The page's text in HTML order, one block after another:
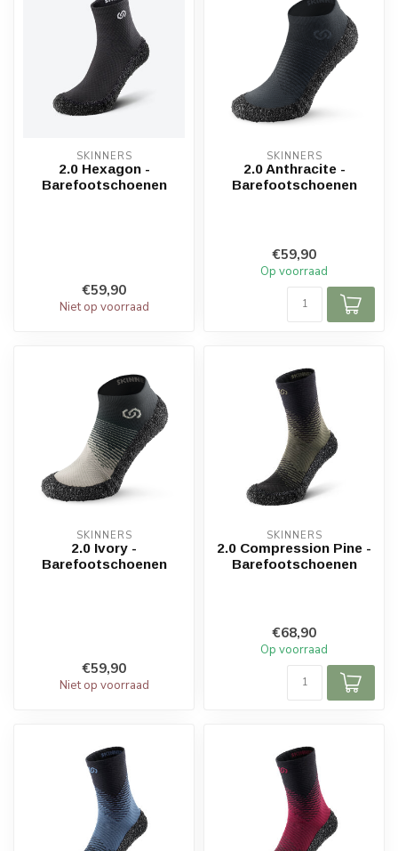
SKINNERS
2.0 Hexagon -
Barefootschoenen
€59,90
Niet op voorraad
SKINNERS
2.0 Anthracite -
Barefootschoenen
€59,90
Op voorraad
SKINNERS
2.0 Ivory -
Barefootschoenen
€59,90
Niet op voorraad
SKINNERS
2.0 Compression Pine -
Barefootschoenen
€68,90
Op voorraad